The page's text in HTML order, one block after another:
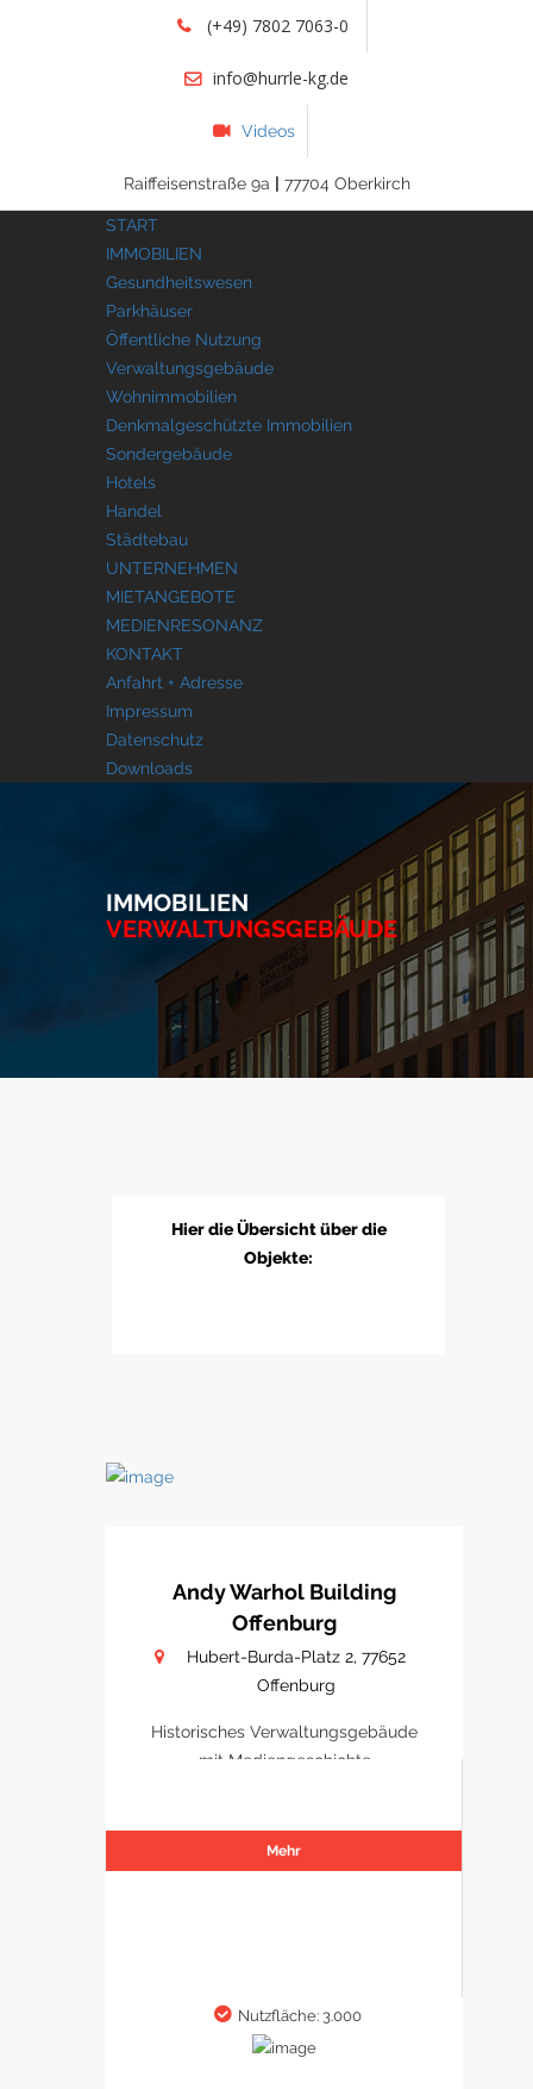
(+49) 7802 7063-0
info@hurrle-kg.de
Videos
Raiffeisenstraße 9a | 77704 Oberkirch
START
IMMOBILIEN
Gesundheitswesen
Parkhäuser
Öffentliche Nutzung
Verwaltungsgebäude
Wohnimmobilien
Denkmalgeschützte Immobilien
Sondergebäude
Hotels
Handel
Städtebau
UNTERNEHMEN
MIETANGEBOTE
MEDIENRESONANZ
KONTAKT
Anfahrt + Adresse
Impressum
Datenschutz
Downloads
IMMOBILIEN
VERWALTUNGSGEBÄUDE
Hier die Übersicht über die
Objekte:
Andy Warhol Building
Offenburg
Hubert-Burda-Platz 2, 77652
Offenburg
Historisches Verwaltungsgebäude
mit Mediengeschichte
Mehr
Nutzfläche: 3.000